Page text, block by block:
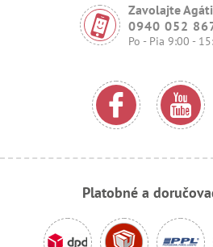
Zavolajte
0940 052
Po - Pia 9:00 -
Platobné a